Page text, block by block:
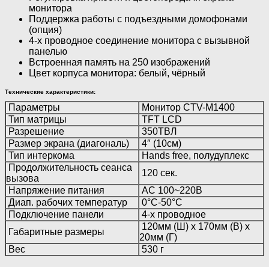
монитора
Поддержка работы с подъездными домофонами
(опция)
4-х проводное соединение монитора с вызывной
панелью
Встроенная память на 250 изображений
Цвет корпуса монитора: белый, чёрный
Технические характеристики:
Параметры
Монитор CTV-M1400
Тип матрицы
TFT LCD
Разрешение
350ТВЛ
Размер экрана (диагональ)
4″ (10см)
Тип интеркома
Hands free, полудуплекс
Продолжительность сеанса
вызова
120 сек.
Напряжение питания
AC 100~220В
Диап. рабочих температур
0°C-50°C
Подключение панели
4-х проводное
Габаритные размеры
120мм (Ш) x 170мм (В) x
20мм (Г)
Вес
530 г